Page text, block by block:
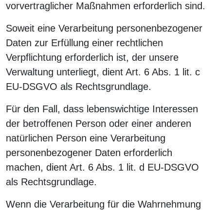
vorvertraglicher Maßnahmen erforderlich sind.
Soweit eine Verarbeitung personenbezogener
Daten zur Erfüllung einer rechtlichen
Verpflichtung erforderlich ist, der unsere
Verwaltung unterliegt, dient Art. 6 Abs. 1 lit. c
EU-DSGVO als Rechtsgrundlage.
Für den Fall, dass lebenswichtige Interessen
der betroffenen Person oder einer anderen
natürlichen Person eine Verarbeitung
personenbezogener Daten erforderlich
machen, dient Art. 6 Abs. 1 lit. d EU-DSGVO
als Rechtsgrundlage.
Wenn die Verarbeitung für die Wahrnehmung